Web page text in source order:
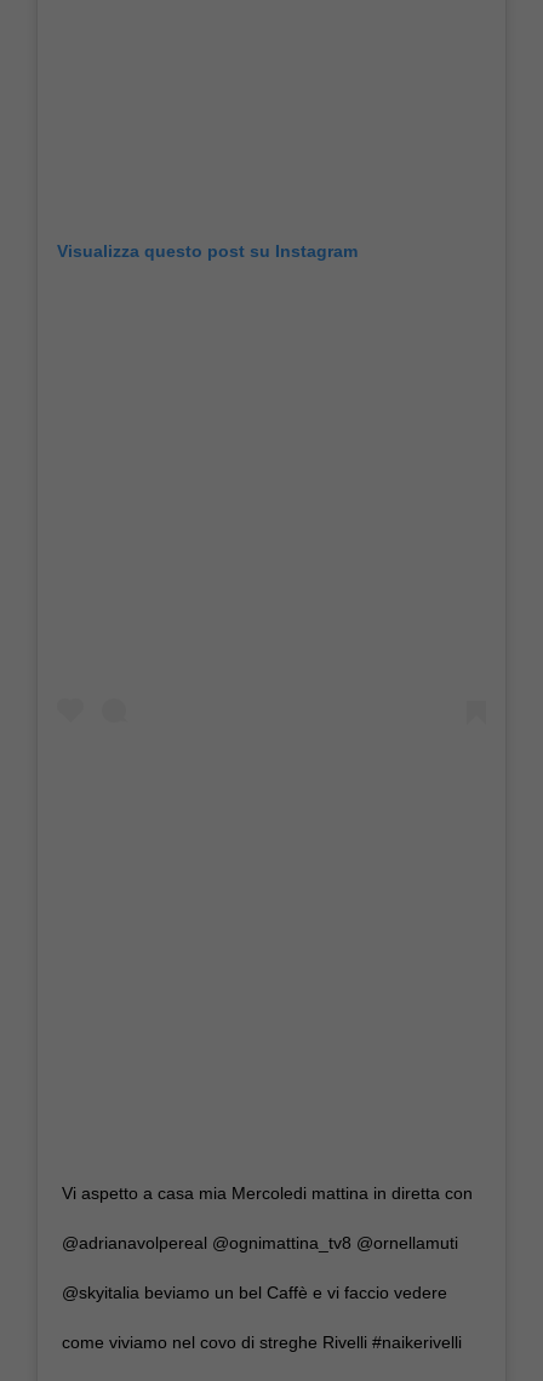
Visualizza questo post su Instagram
Vi aspetto a casa mia Mercoledi mattina in diretta con
@adrianavolpereal @ognimattina_tv8 @ornellamuti
@skyitalia beviamo un bel Caffè e vi faccio vedere
come viviamo nel covo di streghe Rivelli #naikerivelli